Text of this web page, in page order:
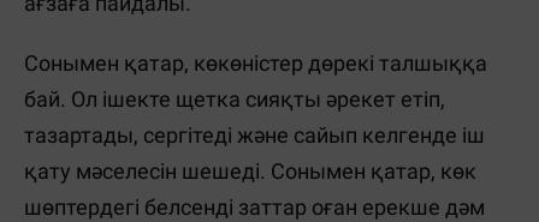
Сонымен қатар, көкөністер дөрекі талшыққа
бай. Ол ішекте щетка сияқты әрекет етіп,
тазартады, сергітеді және сайып келгенде іш
қату мәселесін шешеді. Сонымен қатар, көк
шөптердегі белсенді заттар оған ерекше дәм